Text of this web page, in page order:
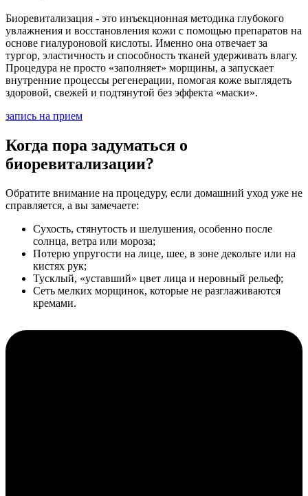
Биоревитализация - это инъекционная методика глубокого
увлажнения и восстановления кожи с помощью препаратов на
основе гиалуроновой кислоты. Именно она отвечает за
тургор, эластичность и способность тканей удерживать влагу.
Процедура не просто «заполняет» морщины, а запускает
внутренние процессы регенерации, помогая коже выглядеть
здоровой, свежей и подтянутой без эффекта «маски».
запись на прием
Когда пора задуматься о
биоревитализации?
Обратите внимание на процедуру, если домашний уход уже не
справляется, а вы замечаете:
Сухость, стянутость и шелушения, особенно после
солнца, ветра или мороза;
Потерю упругости на лице, шее, в зоне декольте или на
кистях рук;
Тусклый, «уставший» цвет лица и неровный рельеф;
Сеть мелких морщинок, которые не разглаживаются
кремами.